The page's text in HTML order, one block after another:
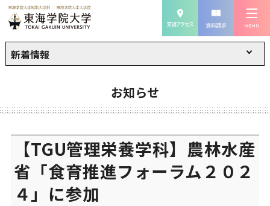
新着情報
お知らせ
【TGU管理栄養学科】農林水産
省「食育推進フォーラム２０２
４」に参加